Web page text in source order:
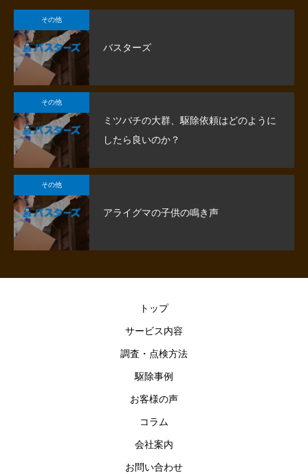
その他
バスターズ
その他
ミツバチの大群、駆除依頼はどのように
したら良いのか？
その他
アライグマの子供の鳴き声
トップ
サービス内容
調査・点検方法
駆除事例
お客様の声
コラム
会社案内
お問い合わせ